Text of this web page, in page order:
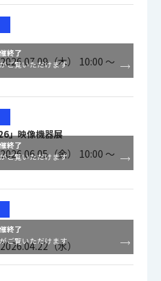
（木） 10:00 ～
終了
ご覧いただけます
」映像機器展
（金） 10:00 ～
終了
ご覧いただけます
（水）
終了
ご覧いただけます